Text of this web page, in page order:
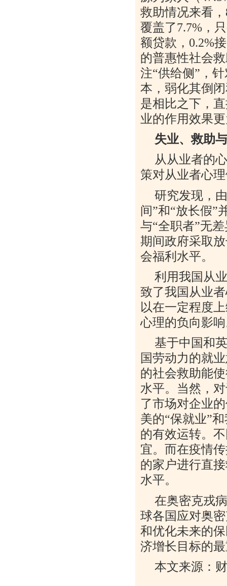
救助情况来看，
覆盖了7.7% ，
额贷款， 0.2%
的普惠性社会
注“供给侧” ，
本，弱化其倒
是相比之下，
业的作用效果
失业、救助
从从业者的
策对从业者心
研究发现，
间”和“放长假”
与“全职者”无
期间政府采取
会福利水平。
利用我国从
致了我国从业
以在一定程度
心理的负向影
基于中国和
国劳动力的就
的社会救助能
水平。当然，
了市场对企业
美的“保就业”和
的有效运转。
宜。而在疫情
的家户进行直
水平。
在奥密克戎
球各国应对奥
和优化未来的
济增长目标的
本文来源：